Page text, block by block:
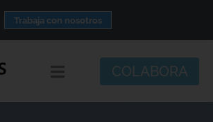
Trabaja con nosotros
COLABORA